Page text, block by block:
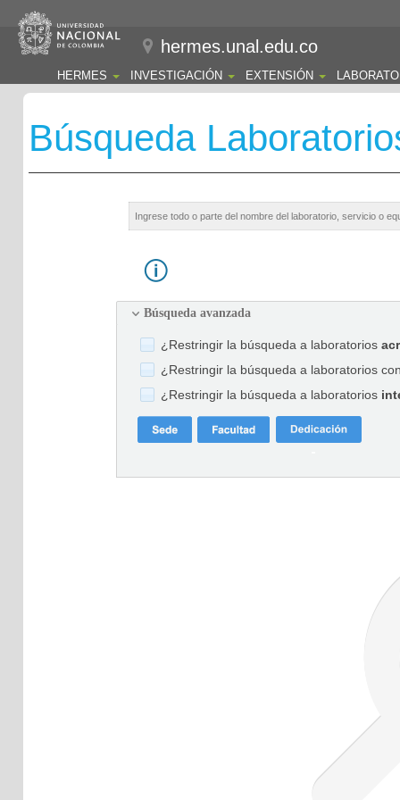
hermes.unal.edu.co
HERMES INVESTIGACIÓN EXTENSIÓN
Búsqueda
Búsqueda avanzada
¿Restringir la búsqueda a laboratorios
¿Restringir la búsqueda a laboratorios
¿Restringir la búsqueda a laboratorios